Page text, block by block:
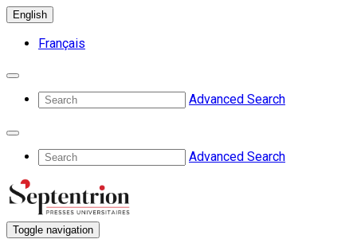
English
Français
Advanced Search
Advanced Search
Toggle navigation